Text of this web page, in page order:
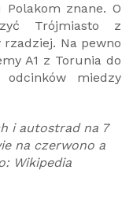
znane. O
Trójmiasto z
rzadziej. Na pewno
A1 z Torunia do
miedzy
i autostrad na 7
na czerwono a
Wikipedia